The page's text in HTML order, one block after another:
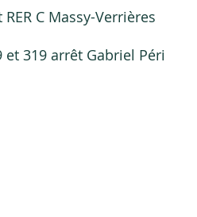
RER C Massy-Verrières
et 319 arrêt Gabriel Péri